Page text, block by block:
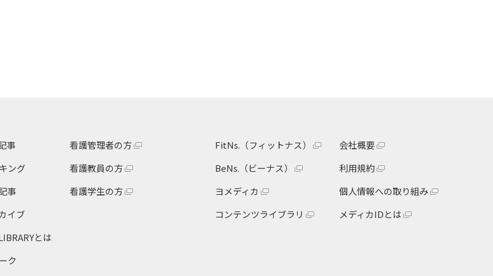
事
ング
事
イブ
とは
ク
看護管理者の方
看護教員の方
看護学生の方
FitNs.（フィットナス）
BeNs.（ビーナス）
ヨメディカ
コンテンツライブラリ
会社概要
利用規約
個人情報への取り組み
メディカIDとは